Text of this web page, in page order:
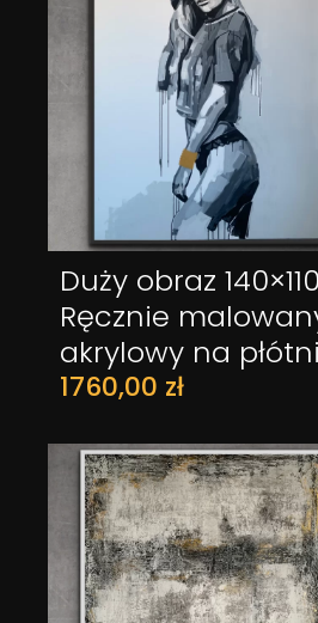
Duży obraz
Ręcznie
akrylowy na
1760,00 zł